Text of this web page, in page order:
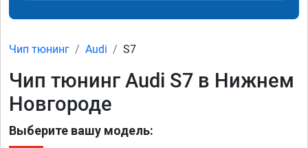
Чип тюнинг Audi S7
Чип тюнинг Audi S7 в Нижнем
Новгороде
Выберите вашу модель: